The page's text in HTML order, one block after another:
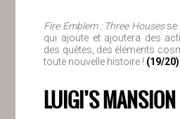
Fire Emblem : Three Housesse
qui ajoute et ajoutera des
des quêtes, des éléments
toute nouvelle histoire ! (19/20)
LUIGI’S